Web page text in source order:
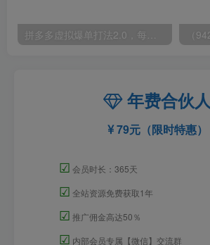
年费合伙人
79元（限时特惠）
☑ 会员时长：365天
☑ 全站资源免费获取1年
☑ 推广佣金高达50％
☑ 内部会员专属【微信】交流群